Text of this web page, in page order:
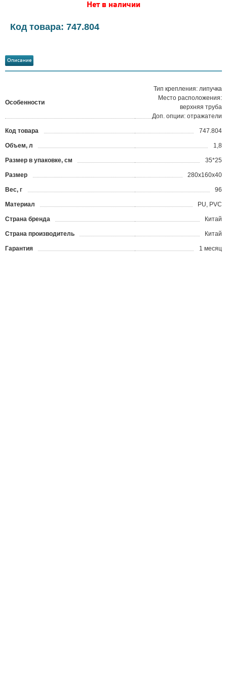
Нет в наличии
Код товара: 747.804
Описание
Особенности
Тип крепления: липучка
Место расположения:
верхняя труба
Доп. опции: отражатели
Код товара 747.804
Объем, л 1,8
Размер в упаковке, см 35*25
Размер 280x160x40
Вес, г 96
Материал PU, PVC
Страна бренда Китай
Страна производитель Китай
Гарантия 1 месяц